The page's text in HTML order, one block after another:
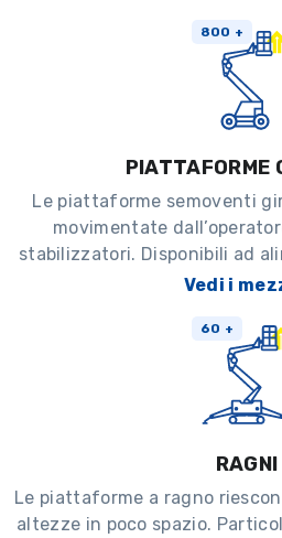
800 +
PIATTAFORME
Le piattaforme semoventi
movimentate
stabilizzatori. Disponibili ad
Vedi i
60 +
RAGNI
Le piattaforme a ragno
altezze in poco spazio.